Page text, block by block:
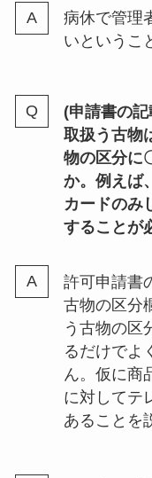
病休で管理
いというこ
(申請書の
取扱う古物
物の区分に
か。例えば
カードのみ
することが
許可申請書
古物の区分
う古物の区
るだけでよ
ん。仮に商
に対してテ
あることを